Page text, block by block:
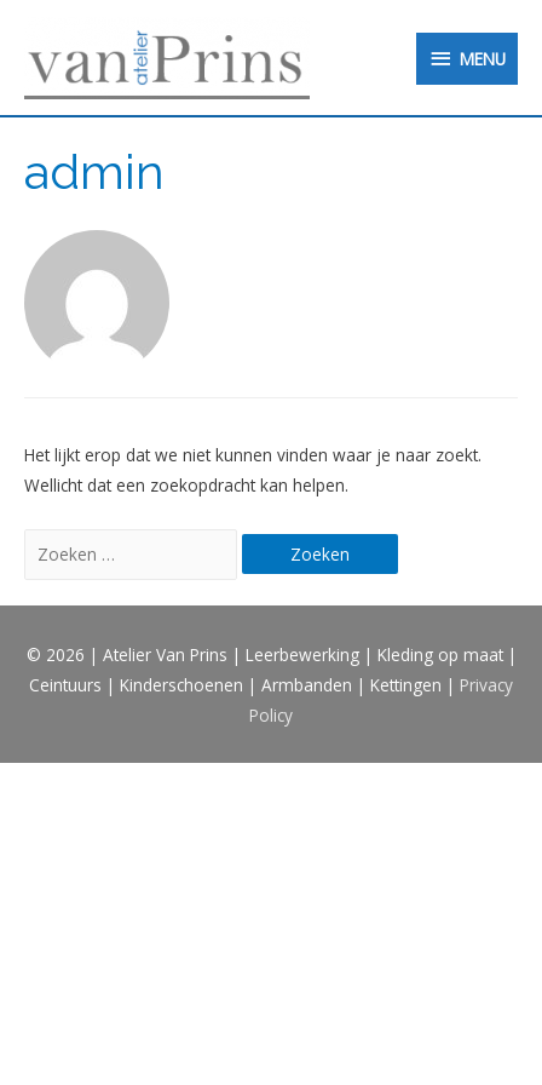
MENU
MENU
admin
Het lijkt erop dat we niet kunnen vinden waar je naar zoekt.
Wellicht dat een zoekopdracht kan helpen.
Zoeken
© 2026 | Atelier Van Prins | Leerbewerking | Kleding op maat |
Ceintuurs | Kinderschoenen | Armbanden | Kettingen | Privacy
Policy